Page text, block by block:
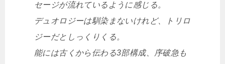
セージが流れているように感じる。
デュオロジーは馴染まないけれど、トリロ
ジーだとしっくりくる。
能には古くから伝わる3部構成、序破急も